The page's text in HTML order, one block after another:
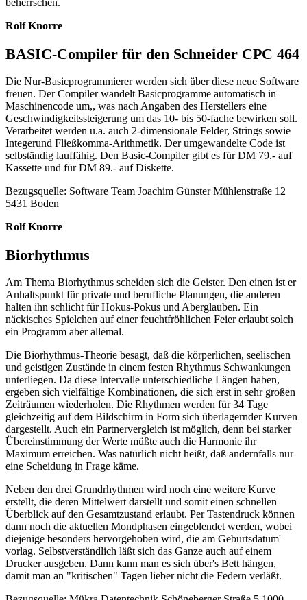
beherrschen.
Rolf Knorre
BASIC-Compiler für den Schneider CPC 464
Die Nur-Basicprogrammierer werden sich über diese neue Software
freuen. Der Compiler wandelt Basicprogramme automatisch in
Maschinencode um,, was nach Angaben des Herstellers eine
Geschwindigkeitssteigerung um das 10- bis 50-fache bewirken soll.
Verarbeitet werden u.a. auch 2-dimensionale Felder, Strings sowie
Integerund Fließkomma-Arithmetik. Der umgewandelte Code ist
selbständig lauffähig. Den Basic-Compiler gibt es für DM 79.- auf
Kassette und für DM 89.- auf Diskette.
Bezugsquelle: Software Team Joachim Günster Mühlenstraße 12
5431 Boden
Rolf Knorre
Biorhythmus
Am Thema Biorhythmus scheiden sich die Geister. Den einen ist er
Anhaltspunkt für private und berufliche Planungen, die anderen
halten ihn schlicht für Hokus-Pokus und Aberglauben. Ein
näckisches Spielchen auf einer feuchtfröhlichen Feier erlaubt solch
ein Programm aber allemal.
Die Biorhythmus-Theorie besagt, daß die körperlichen, seelischen
und geistigen Zustände in einem festen Rhythmus Schwankungen
unterliegen. Da diese Intervalle unterschiedliche Längen haben,
ergeben sich vielfältige Kombinationen, die sich erst in sehr großen
Zeiträumen wiederholen. Die Rhythmen werden für 34 Tage
gleichzeitig auf dem Bildschirm in Form sich überlagernder Kurven
dargestellt. Auch ein Partnervergleich ist möglich, denn bei starker
Übereinstimmung der Werte müßte auch die Harmonie ihr
Maximum erreichen. Was natürlich nicht heißt, daß andernfalls nur
eine Scheidung in Frage käme.
Neben den drei Grundrhythmen wird noch eine weitere Kurve
erstellt, die deren Mittelwert darstellt und somit einen schnellen
Überblick auf den Gesamtzustand erlaubt. Per Tastendruck können
dann noch die aktuellen Mondphasen eingeblendet werden, wobei
diejenige besonders hervorgehoben wird, die am Geburtsdatum'
vorlag. Selbstverständlich läßt sich das Ganze auch auf einem
Drucker ausgeben. Dann kann man es sich über's Bett hängen,
damit man an "kritischen" Tagen lieber nicht die Federn verläßt.